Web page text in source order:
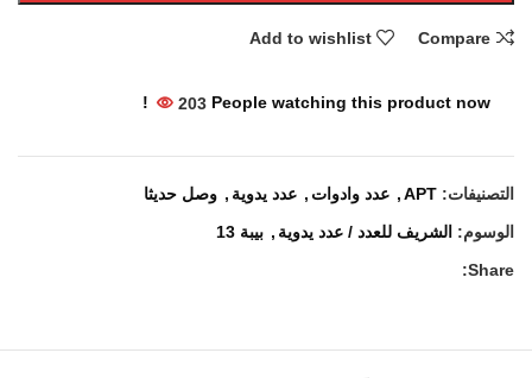
Compare
Add to wishlist
203 People watching this product now!
التصنيفات: APT
, عدد وادوات , عدد يدوية , وصل حديثا
الوسوم: الشريف للعدد / عدد يدوية , بيبة 13
Share: